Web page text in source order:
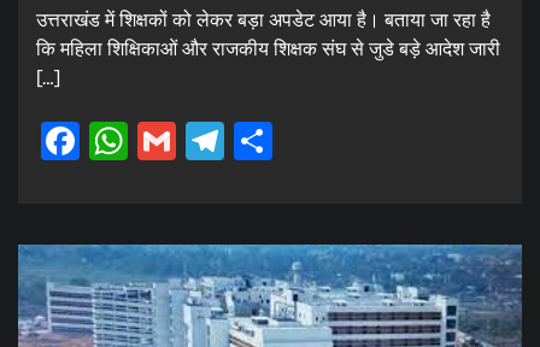
उत्तराखंड में शिक्षकों को लेकर बड़ा अपडेट आया है। बताया जा रहा है
कि महिला शिक्षिकाओं और राजकीय शिक्षक संघ से जुडे बड़े आदेश जारी
[…]
Facebook
WhatsApp
GmailTelegram